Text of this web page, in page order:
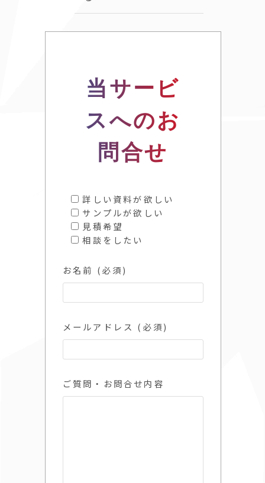
当サービ
スへのお
問合せ
詳しい資料が欲しい
サンプルが欲しい
見積希望
相談をしたい
お名前 (必須)
メールアドレス (必須)
ご質問・お問合せ内容